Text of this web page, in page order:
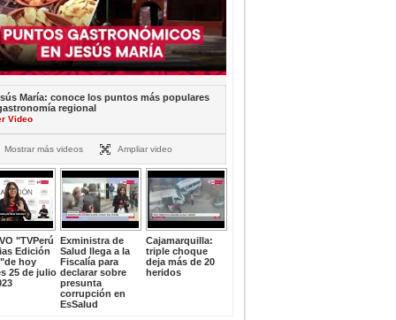
María: conoce los puntos más populares
regional
Video
Mostrar más videos Ampliar video
"TVPerú
Edición
hoy
25 de julio
Exministra de
Salud llega a la
Fiscalía para
declarar sobre
presunta
corrupción en
EsSalud
Cajamarquilla:
triple choque
deja más de 20
heridos